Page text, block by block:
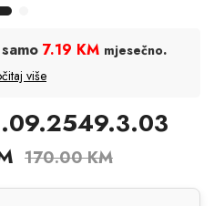
7.19 KM mjesečno.
više
170.00KM